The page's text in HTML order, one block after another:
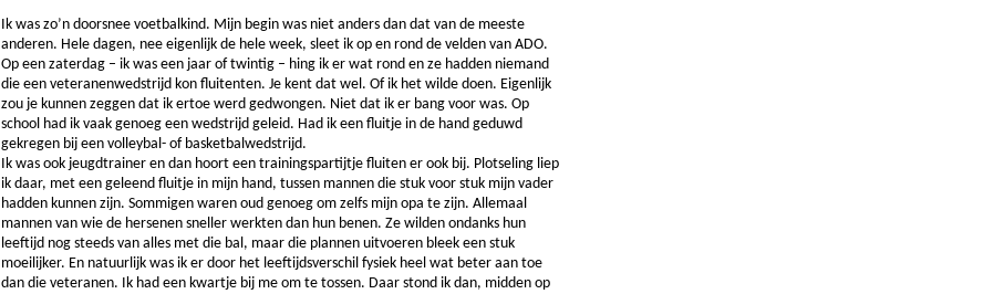
Ik was zo’n doorsnee voetbalkind. Mijn begin was niet anders dan dat van de meeste
anderen. Hele dagen, nee eigenlijk de hele week, sleet ik op en rond de velden van ADO.
Op een zaterdag – ik was een jaar of twintig – hing ik er wat rond en ze hadden niemand
die een veteranenwedstrijd kon ﬂuitenten. Je kent dat wel. Of ik het wilde doen. Eigenlijk
zou je kunnen zeggen dat ik ertoe werd gedwongen. Niet dat ik er bang voor was. Op
school had ik vaak genoeg een wedstrijd geleid. Had ik een ﬂuitje in de hand geduwd
gekregen bij een volleybal- of basketbalwedstrijd.
Ik was ook jeugdtrainer en dan hoort een trainingspartijtje ﬂuiten er ook bij. Plotseling liep
ik daar, met een geleend ﬂuitje in mijn hand, tussen mannen die stuk voor stuk mijn vader
hadden kunnen zijn. Sommigen waren oud genoeg om zelfs mijn opa te zijn. Allemaal
mannen van wie de hersenen sneller werkten dan hun benen. Ze wilden ondanks hun
leeftijd nog steeds van alles met die bal, maar die plannen uitvoeren bleek een stuk
moeilijker. En natuurlijk was ik er door het leeftijdsverschil fysiek heel wat beter aan toe
dan die veteranen. Ik had een kwartje bij me om te tossen. Daar stond ik dan, midden op